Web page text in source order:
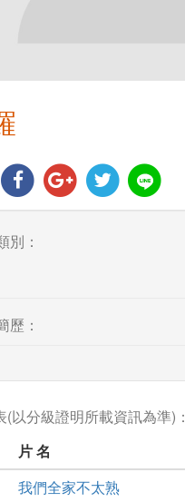
別：
歷：
(以分級證明所載資訊為準)：
片 名
我們全家不太熟